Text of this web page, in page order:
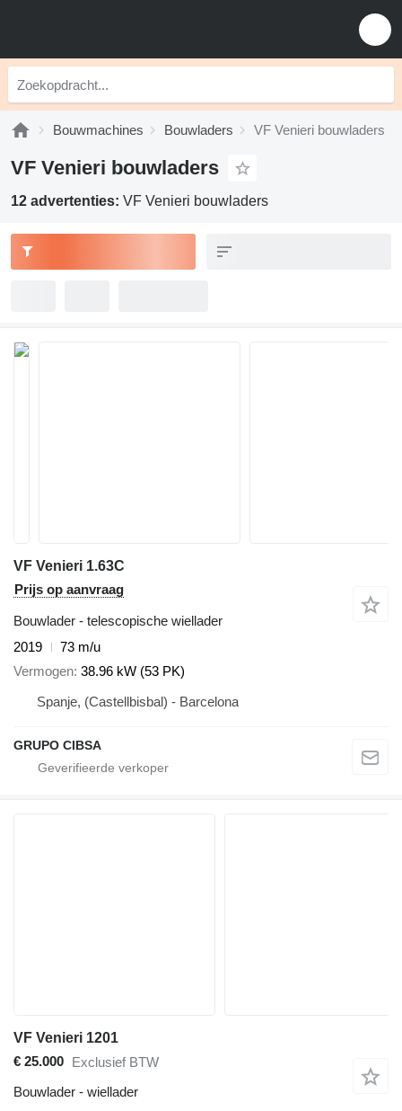
Bouwmachines Bouwladers VF Venieri bouwladers
VF Venieri bouwladers
12 advertenties: VF Venieri bouwladers
VF Venieri 1.63C
Prijs op aanvraag
Bouwlader - telescopische wiellader
2019
73 m/u
Vermogen 38.96 kW (53 PK)
Spanje, (Castellbisbal) - Barcelona
GRUPO CIBSA
VF Venieri 1201
€ 25.000 Exclusief BTW
Bouwlader - wiellader